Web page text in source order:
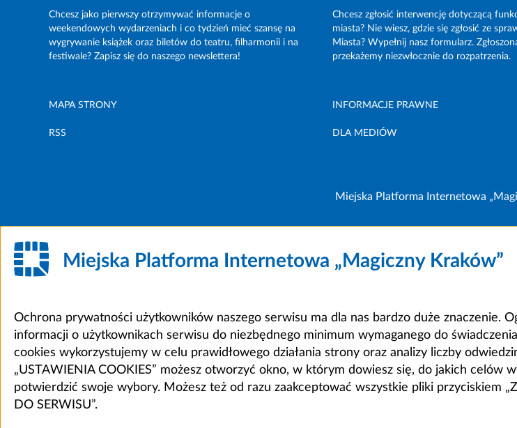
Chcesz jako pierwszy otrzymywać informacje o
weekendowych wydarzeniach i co tydzień mieć szansę na
wygrywanie książek oraz biletów do teatru, filharmonii i na
festiwale? Zapisz się do naszego newslettera!
Chcesz zgłosić interwencję dotyczącą
miasta? Nie wiesz, gdzie się zgłosić ze
Miasta? Wypełnij nasz formularz.
przekażemy niezwłocznie do rozpatrzenia.
MAPA STRONY INFORMACJE PRAWNE
RSS DLA MEDIÓW
Miejska Platforma Internetowa
Miejska Platforma Internetowa „Magiczny Kraków”
Ochrona prywatności użytkowników naszego serwisu ma dla nas bardzo duże znaczenie.
informacji o użytkownikach serwisu do niezbędnego minimum wymaganego do
cookies wykorzystujemy w celu prawidłowego działania strony oraz analizy liczby
„USTAWIENIA COOKIES” możesz otworzyć okno, w którym dowiesz się, do jakich celów
potwierdzić swoje wybory. Możesz też od razu zaakceptować wszystkie pliki przyciskiem
DO SERWISU”.